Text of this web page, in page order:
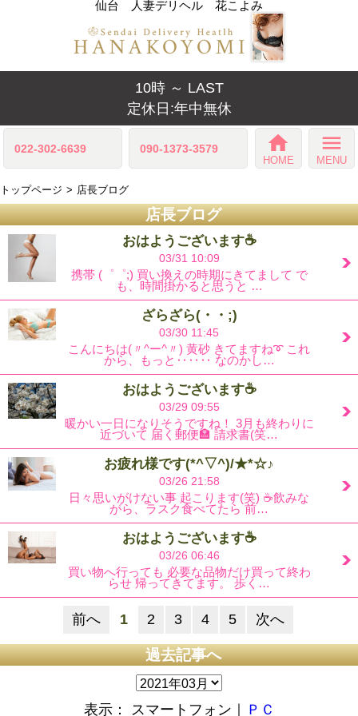
仙台 人妻デリヘル 花こよみ
10時 ～ LAST
定休日:年中無休
022-302-6639 090-1373-3579 home
HOME
menu
MENU
トップページ 店長ブログ
店長ブログ
おはようございます☕
03/31 10:09
携帯 (゜゜;) 買い換えの時期にきてまして で
も、時間掛かると思うと …
ざらざら(・・;)
03/30 11:45
こんにちは(〃^ー^〃) 黄砂 きてますね➰ これ
から、もっと‥‥‥ なのかし…
おはようございます☕
03/29 09:55
暖かい一日になりそうですね！ 3月も終わりに
近づいて 届く郵便🏣 請求書(笑…
お疲れ様です(*^▽^)/★*☆♪
03/26 21:58
日々思いがけない事 起こります(笑) ☕飲みな
がら、ラスク食べてたら 前…
おはようございます☕
03/26 06:46
買い物へ行っても 必要な品物だけ買って終わ
らせ 帰ってきてます。 歩く…
前へ 1 2 3 4 5 次へ
過去記事へ
表示： スマートフォン｜ ＰＣ